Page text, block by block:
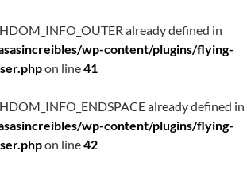
already defined in
wp-content/plugins/flying-
on line41
already defined in
wp-content/plugins/flying-
on line42